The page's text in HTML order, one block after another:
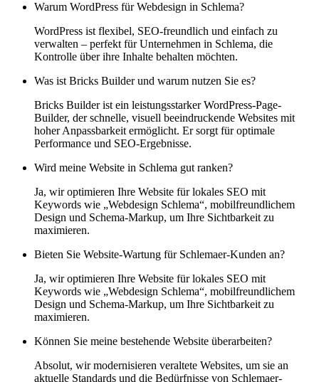
Warum WordPress für Webdesign in Schlema?
WordPress ist flexibel, SEO-freundlich und einfach zu
verwalten – perfekt für Unternehmen in Schlema, die
Kontrolle über ihre Inhalte behalten möchten.
Was ist Bricks Builder und warum nutzen Sie es?
Bricks Builder ist ein leistungsstarker WordPress-Page-
Builder, der schnelle, visuell beeindruckende Websites mit
hoher Anpassbarkeit ermöglicht. Er sorgt für optimale
Performance und SEO-Ergebnisse.
Wird meine Website in Schlema gut ranken?
Ja, wir optimieren Ihre Website für lokales SEO mit
Keywords wie „Webdesign Schlema“, mobilfreundlichem
Design und Schema-Markup, um Ihre Sichtbarkeit zu
maximieren.
Bieten Sie Website-Wartung für Schlemaer-Kunden an?
Ja, wir optimieren Ihre Website für lokales SEO mit
Keywords wie „Webdesign Schlema“, mobilfreundlichem
Design und Schema-Markup, um Ihre Sichtbarkeit zu
maximieren.
Können Sie meine bestehende Website überarbeiten?
Absolut, wir modernisieren veraltete Websites, um sie an
aktuelle Standards und die Bedürfnisse von Schlemaer-